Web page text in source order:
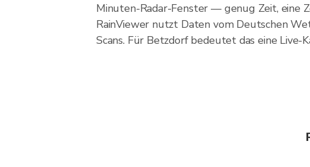
Minuten-Radar-Fenster — genug Zeit, eine
RainViewer nutzt Daten vom Deutschen
Scans. Für Betzdorf bedeutet das eine Live-